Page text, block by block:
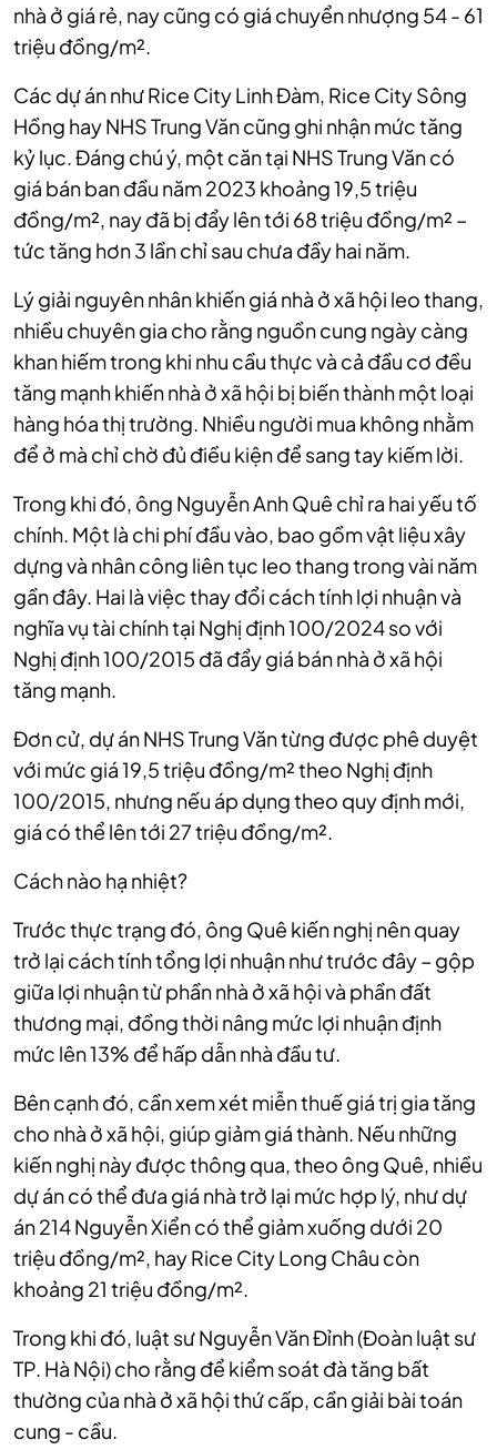
nhà ở giá rẻ, nay cũng có giá chuyển nhượng 54 - 61
triệu đồng/m².
Các dự án như Rice City Linh Đàm, Rice City Sông
Hồng hay NHS Trung Văn cũng ghi nhận mức tăng
kỷ lục. Đáng chú ý, một căn tại NHS Trung Văn có
giá bán ban đầu năm 2023 khoảng 19,5 triệu
đồng/m², nay đã bị đẩy lên tới 68 triệu đồng/m² –
tức tăng hơn 3 lần chỉ sau chưa đầy hai năm.
Lý giải nguyên nhân khiến giá nhà ở xã hội leo thang,
nhiều chuyên gia cho rằng nguồn cung ngày càng
khan hiếm trong khi nhu cầu thực và cả đầu cơ đều
tăng mạnh khiến nhà ở xã hội bị biến thành một loại
hàng hóa thị trường. Nhiều người mua không nhằm
để ở mà chỉ chờ đủ điều kiện để sang tay kiếm lời.
Trong khi đó, ông Nguyễn Anh Quê chỉ ra hai yếu tố
chính. Một là chi phí đầu vào, bao gồm vật liệu xây
dựng và nhân công liên tục leo thang trong vài năm
gần đây. Hai là việc thay đổi cách tính lợi nhuận và
nghĩa vụ tài chính tại Nghị định 100/2024 so với
Nghị định 100/2015 đã đẩy giá bán nhà ở xã hội
tăng mạnh.
Đơn cử, dự án NHS Trung Văn từng được phê duyệt
với mức giá 19,5 triệu đồng/m² theo Nghị định
100/2015, nhưng nếu áp dụng theo quy định mới,
giá có thể lên tới 27 triệu đồng/m².
Cách nào hạ nhiệt?
Trước thực trạng đó, ông Quê kiến nghị nên quay
trở lại cách tính tổng lợi nhuận như trước đây – gộp
giữa lợi nhuận từ phần nhà ở xã hội và phần đất
thương mại, đồng thời nâng mức lợi nhuận định
mức lên 13% để hấp dẫn nhà đầu tư.
Bên cạnh đó, cần xem xét miễn thuế giá trị gia tăng
cho nhà ở xã hội, giúp giảm giá thành. Nếu những
kiến nghị này được thông qua, theo ông Quê, nhiều
dự án có thể đưa giá nhà trở lại mức hợp lý, như dự
án 214 Nguyễn Xiển có thể giảm xuống dưới 20
triệu đồng/m², hay Rice City Long Châu còn
khoảng 21 triệu đồng/m².
Trong khi đó, luật sư Nguyễn Văn Đỉnh (Đoàn luật sư
TP. Hà Nội) cho rằng để kiểm soát đà tăng bất
thường của nhà ở xã hội thứ cấp, cần giải bài toán
cung - cầu.